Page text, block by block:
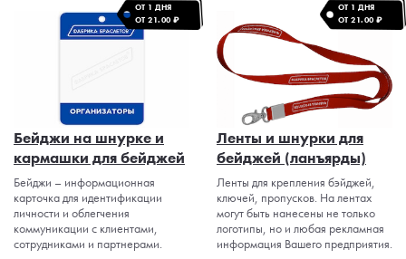
Бейджи на шнурке и
кармашки для бейджей
Бейджи – информационная
карточка для идентификации
личности и облегчения
коммуникации с клиентами,
сотрудниками и партнерами.
ОТ 1 ДНЯ
ОТ 21.00 ₽
Ленты и шнурки для
бейджей (ланъярды)
Ленты для крепления бэйджей,
ключей, пропусков. На лентах
могут быть нанесены не только
логотипы, но и любая рекламная
информация Вашего предприятия.
ОТ 1 ДНЯ
ОТ 21.00 ₽